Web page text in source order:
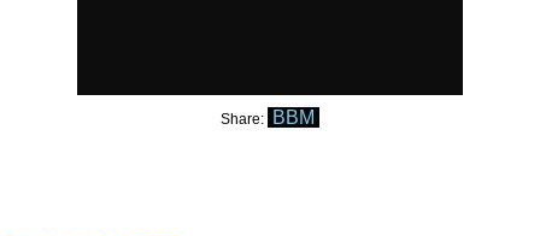
Share: BBM